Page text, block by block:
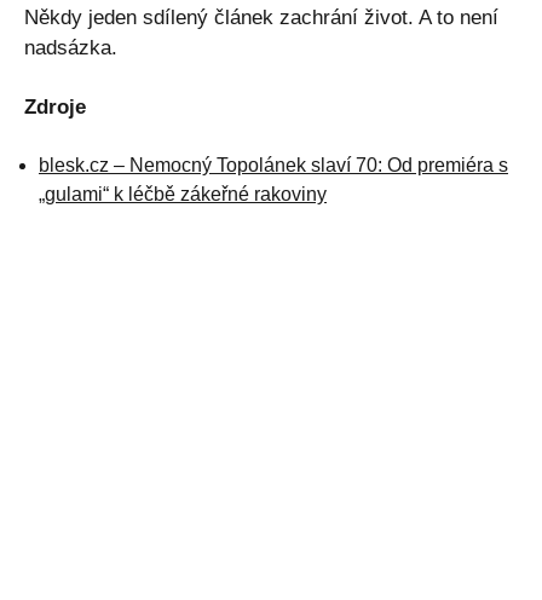
Někdy jeden sdílený článek zachrání život. A to není
nadsázka.
Zdroje
blesk.cz – Nemocný Topolánek slaví 70: Od premiéra s
„gulami“ k léčbě zákeřné rakoviny